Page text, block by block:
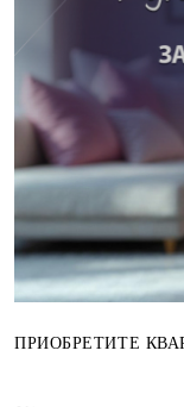
ПРИОБРЕТИТЕ